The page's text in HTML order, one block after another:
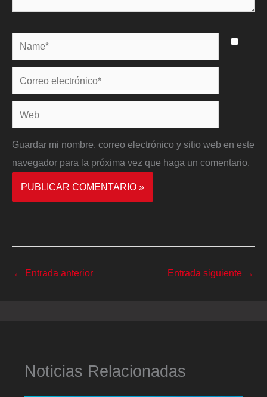
Name*
Correo
electrónico*
Web
Guardar mi nombre, correo electrónico y sitio web en este
navegador para la próxima vez que haga un comentario.
← Entrada anterior Entrada siguiente →
Noticias Relacionadas